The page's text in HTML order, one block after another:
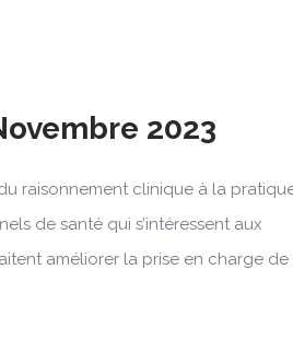
2023
raisonnement clinique à la
de santé qui s’intéressent aux
améliorer la prise en charge de